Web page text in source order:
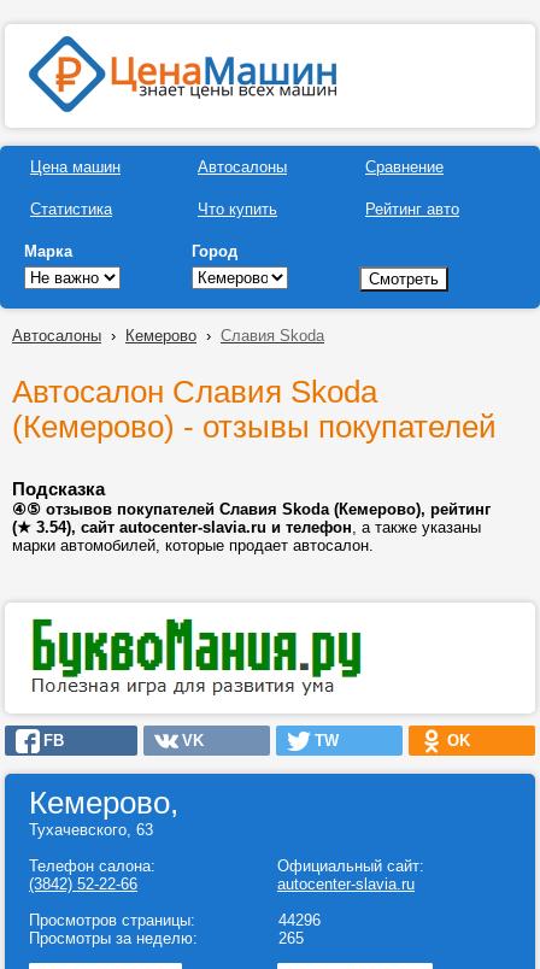
Цена машин
Статистика
Автосалоны
Что купить
Сравнение
Рейтинг авто
Марка Город
Автосалоны › Кемерово › Славия Skoda
Автосалон Славия Skoda
(Кемерово) - отзывы покупателей
Подсказка
④⑤ отзывов покупателей Славия Skoda (Кемерово), рейтинг
(★ 3.54), сайт autocenter-slavia.ru и телефон, а также указаны
марки автомобилей, которые продает автосалон.
FB VK TW OK
Кемерово,
Тухачевского, 63
Телефон салона:
(3842) 52-22-66
Официальный сайт:
autocenter-slavia.ru
Просмотров страницы:
Просмотры за неделю:
44296
265